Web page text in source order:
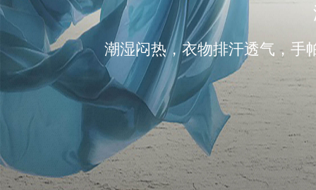
潮湿闷热，衣物排汗透气，手